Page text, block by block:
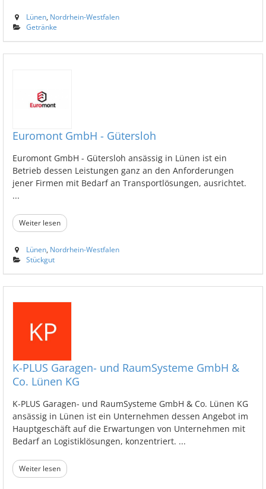
Lünen, Nordrhein-Westfalen
Getränke
Euromont GmbH - Gütersloh
Euromont GmbH - Gütersloh ansässig in Lünen ist ein
Betrieb dessen Leistungen ganz an den Anforderungen
jener Firmen mit Bedarf an Transportlösungen, ausrichtet.
...
Weiter lesen
Lünen Nordrhein-Westfalen
Stückgut
K-PLUS Garagen- und RaumSysteme GmbH &
Co. Lünen KG
K-PLUS Garagen- und RaumSysteme GmbH & Co. Lünen KG
ansässig in Lünen ist ein Unternehmen dessen Angebot im
Hauptgeschäft auf die Erwartungen von Unternehmen mit
Bedarf an Logistiklösungen, konzentriert. ...
Weiter lesen